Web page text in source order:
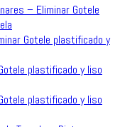
– Eliminar Gotele
Gotele plastificado y
plastificado y liso
plastificado y liso